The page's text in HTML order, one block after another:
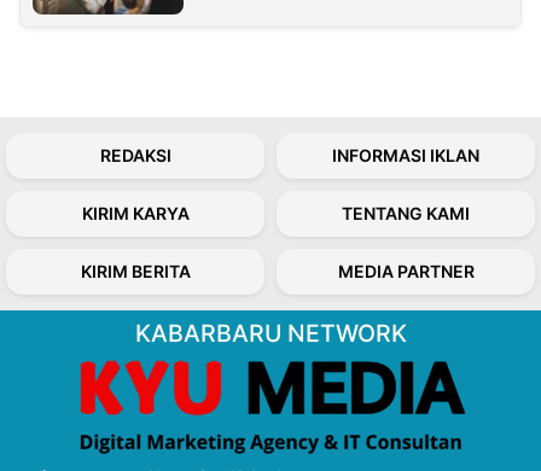
REDAKSI INFORMASI IKLAN
KIRIM KARYA TENTANG KAMI
KIRIM BERITA MEDIA PARTNER
KABARBARU NETWORK